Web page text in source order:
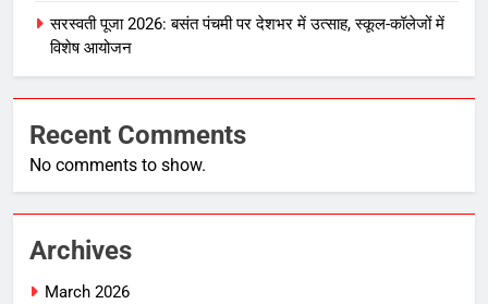
सरस्वती पूजा 2026: बसंत पंचमी पर देशभर में उत्साह, स्कूल-कॉलेजों में
विशेष आयोजन
Recent Comments
No comments to show.
Archives
March 2026